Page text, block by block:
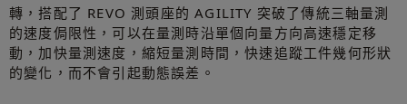
轉，搭配了 REVO 測頭座的 AGILITY 突破了傳統三軸量測
的速度侷限性，可以在量測時沿單個向量方向高速穩定移
動，加快量測速度，縮短量測時間，快速追蹤工件幾何形狀
的變化，而不會引起動態誤差。